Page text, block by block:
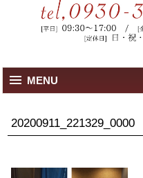
MENU
20200911_221329_0000